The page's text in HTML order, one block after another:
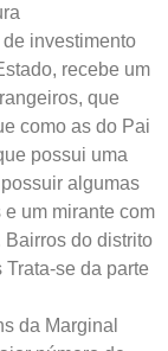
investimento
recebe um
que
como as do Pai
possui uma
algumas
um mirante com
do distrito
se da parte
da Marginal